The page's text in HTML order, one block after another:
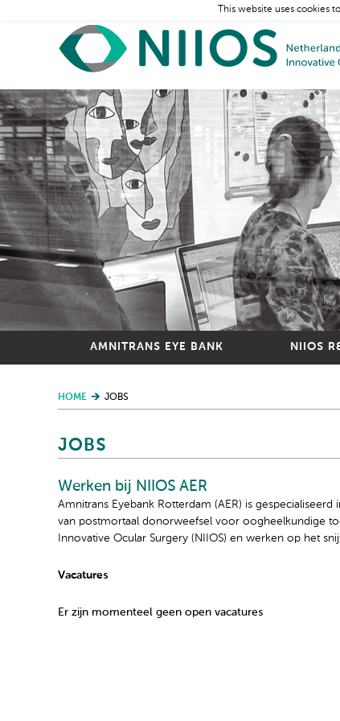
AMNITRANS EYE BANK NIIOS
HOME JOBS
JOBS
Werken bij NIIOS AER
Amnitrans Eyebank Rotterdam (AER) is
van postmortaal donorweefsel voor oogheelkundige
Innovative Ocular Surgery (NIIOS) en werken op het
Vacatures
Er zijn momenteel geen open vacatures
This website uses cookies